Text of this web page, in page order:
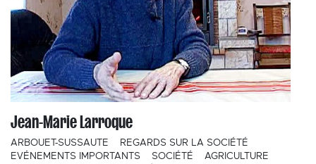
Jean-Marie Larroque
ARBOUET-SUSSAUTE
REGARDS SUR LA SOCIÉTÉ
EVÉNEMENTS IMPORTANTS
SOCIÉTÉ
AGRICULTURE